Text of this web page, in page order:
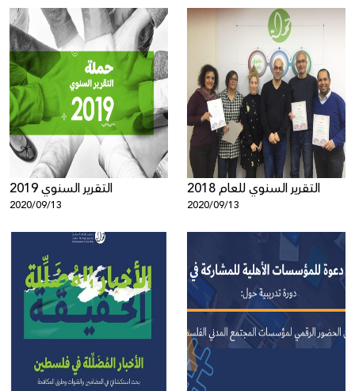
التقرير السنوي 2019
2020/09/13
التقرير السنوي للعام 2018
2020/09/13